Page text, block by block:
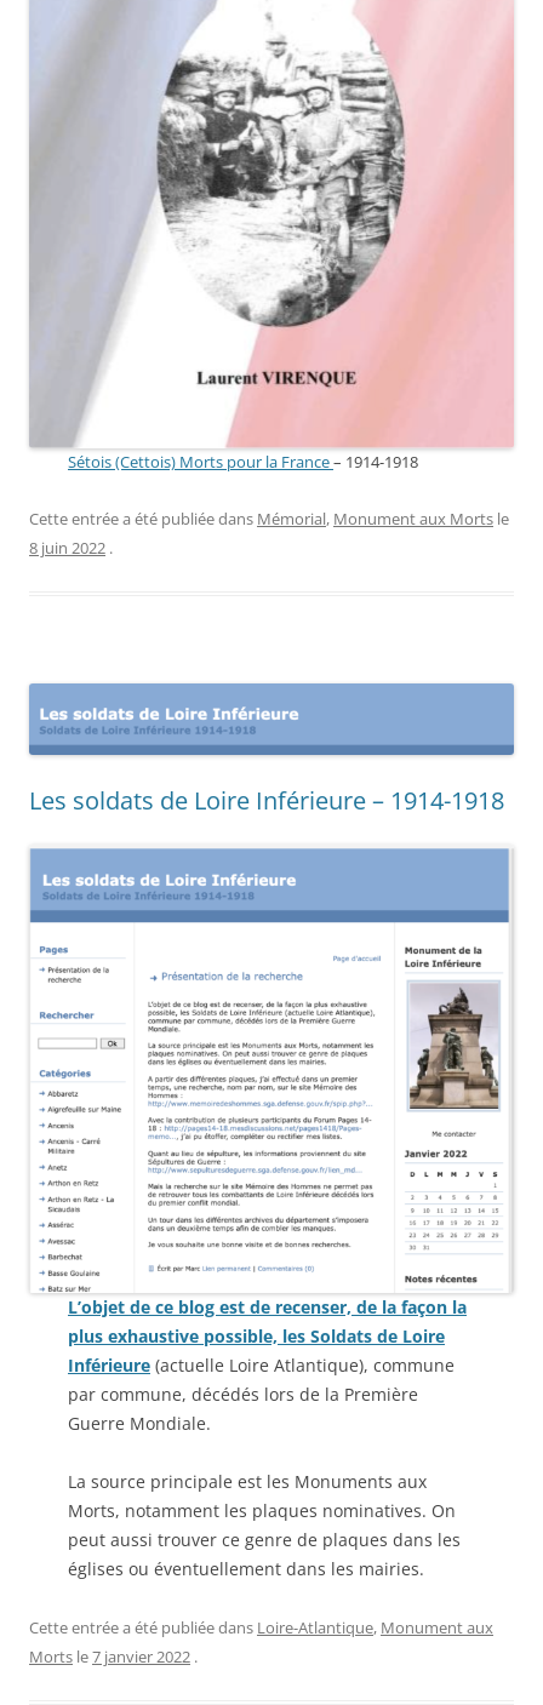
Sétois (Cettois) Morts pour la France– 1914-1918
Cette entrée a été publiée dans Mémorial, Monument aux Morts le
8 juin 2022 .
Les soldats de Loire Inférieure – 1914-1918
L’objet de ce blog est de recenser, de la façon la
plus exhaustive possible, les Soldats de Loire
Inférieure (actuelle Loire Atlantique), commune
par commune, décédés lors de la Première
Guerre Mondiale.
La source principale est les Monuments aux
Morts, notamment les plaques nominatives. On
peut aussi trouver ce genre de plaques dans les
églises ou éventuellement dans les mairies.
Cette entrée a été publiée dans Loire-Atlantique, Monument aux
Morts le7 janvier 2022 .